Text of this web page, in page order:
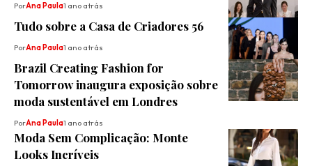
PorAna Paula1 ano atrás
Tudo sobre a Casa de Criadores 56
PorAna Paula1 ano atrás
Brazil Creating Fashion for
Tomorrow inaugura exposição sobre
moda sustentável em Londres
PorAna Paula1 ano atrás
Moda Sem Complicação: Monte
Looks Incríveis